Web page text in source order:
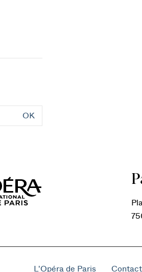
OK
L'Opéra de Paris Contact